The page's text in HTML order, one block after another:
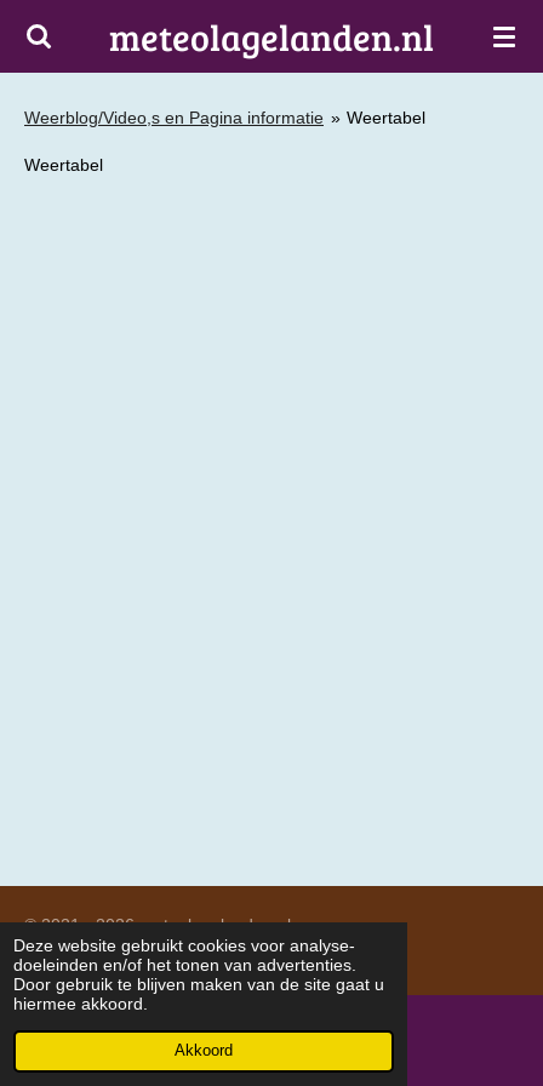
Deze website gebruikt cookies voor analyse-
doeleinden en/of het tonen van advertenties.
Door gebruik te blijven maken van de site gaat u
hiermee akkoord.
Akkoord
Ga
de
meteolagelanden.nl
Weerblog/Video,s en Pagina informatie » Weertabel
Weertabel
© 2021 - 2026 meteolagelanden.nl
Powered byJouwWeb